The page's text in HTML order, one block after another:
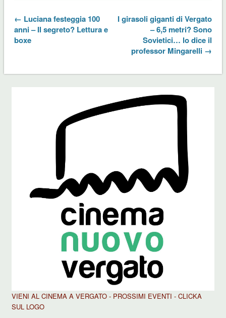
← Luciana festeggia 100
anni – Il segreto? Lettura e
boxe
I girasoli giganti di Vergato
– 6,5 metri? Sono
Sovietici… lo dice il
professor Mingarelli →
VIENI AL CINEMA A VERGATO - PROSSIMI EVENTI - CLICKA
SUL LOGO